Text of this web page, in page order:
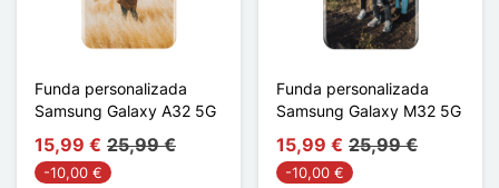
Funda personalizada
Samsung Galaxy A32 5G
15,99 € 25,99 €
-10,00 €
Funda personalizada
Samsung Galaxy M32 5G
15,99 € 25,99 €
-10,00 €